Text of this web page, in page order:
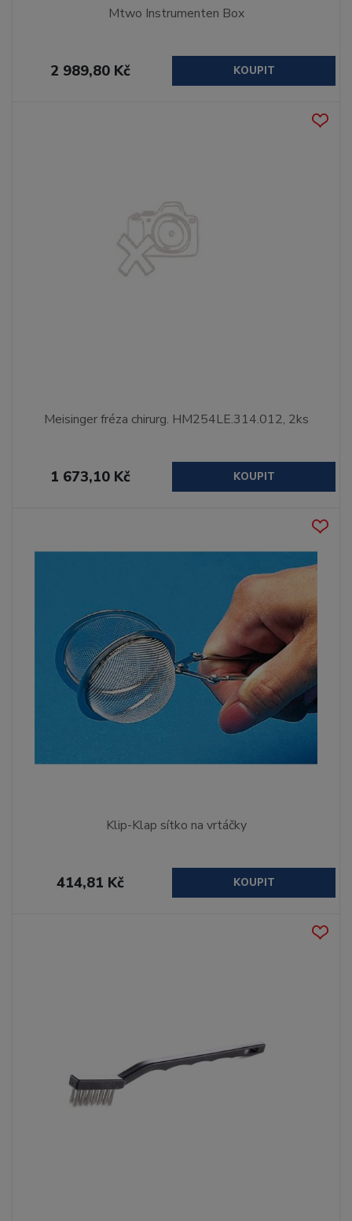
Mtwo Instrumenten Box
2 989,80 Kč KOUPIT
Meisinger fréza chirurg. HM254LE.314.012, 2ks
1 673,10 Kč KOUPIT
Klip-Klap sítko na vrtáčky
414,81 Kč KOUPIT